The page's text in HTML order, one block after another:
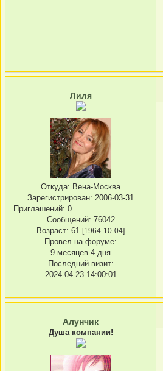
Лиля
Откуда: Вена-Москва
Зарегистрирован: 2006-03-31
Приглашений: 0
Сообщений: 76042
Возраст: 61 [1964-10-04]
Провел на форуме:
9 месяцев 4 дня
Последний визит:
2024-04-23 14:00:01
Алунчик
Душа компании!